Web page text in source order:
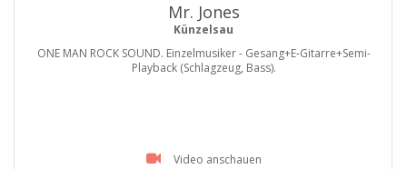
Mr. Jones
Künzelsau
ONE MAN ROCK SOUND. Einzelmusiker - Gesang+E-Gitarre+Semi-
Playback (Schlagzeug, Bass).
Video anschauen